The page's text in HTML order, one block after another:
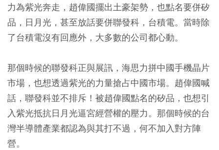
力為紫光奔走，趙偉國擺出土豪架勢，也點名要併矽
品，日月光，甚至放話要併聯發科，台積電。當時除
了台積電沒有回應外，大多數的公司都心動。
那個時候的聯發科正與展訊，海思力拼中國手機晶片
市場，也想透過紫光的力量搶占中國市場。趙偉國喊
話，聯發科並不排斥！被趙偉國點名的矽品，也想引
入紫光抵抗日月光逼宮經營權的壓力。那個時候的台
灣半導體產業都認為與其打不過，何不加入對方陣
營。